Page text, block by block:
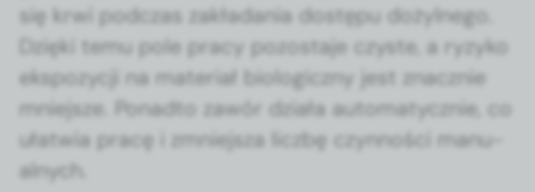
się krwi pod­czas zakłada­nia dostępu dożyl­nego.
Dzię­ki temu pole pra­cy pozosta­je czyste, a ryzyko
ekspozy­cji na mate­ri­ał bio­log­iczny jest znacznie
mniejsze. Pon­ad­to zawór dzi­ała automaty­cznie, co
ułatwia pracę i zmniejsza liczbę czyn­noś­ci man­u­
al­nych.